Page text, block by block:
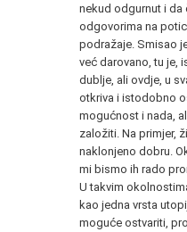
nekud odgurnut i da
odgovorima na
podražaje. Smisao
već darovano, tu je,
dublje, ali ovdje, u
otkriva i istodobno
mogućnost i nada,
založiti. Na primjer,
naklonjeno dobru.
mi bismo ih rado
U takvim
kao jedna vrsta
moguće ostvariti,